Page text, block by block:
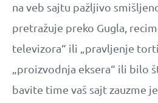
na veb sajtu pažljivo
pretražuje preko Gugla,
televizora“ ili „pravljenje
„proizvodnja eksera“ ili bilo
bavite time vaš sajt zauzme